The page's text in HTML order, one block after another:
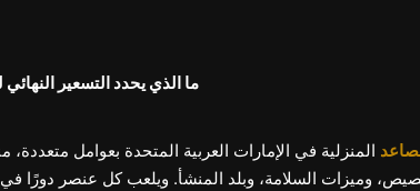
ما الذي يحدد التسعير
المنزلية في الإمارات العربية المتحدة بعوامل
وميزات السلامة، وبلد المنشأ. ويلعب كل عنصر دورًا